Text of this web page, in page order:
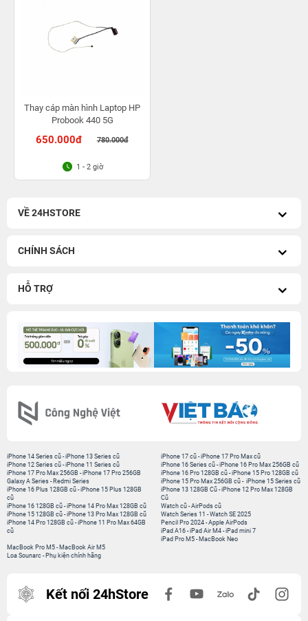
Thay cáp màn hình Laptop HP
Probook 440 5G
650.000đ 780.000đ
1 - 2 giờ
VỀ 24HSTORE
CHÍNH SÁCH
HỖ TRỢ
iPhone 14 Series cũ -iPhone 13 Series cũ
iPhone 12 Series cũ -iPhone 11 Series cũ
iPhone 17 Pro Max 256GB -iPhone 17 Pro 256GB
Galaxy A Series - Redmi Series
iPhone 17 cũ -iPhone 17 Pro Max cũ
iPhone 16 Series cũ - iPhone 16 Pro Max 256GB cũ
iPhone 16 Pro 128GB cũ -iPhone 15 Pro 128GB cũ
iPhone 15 Pro Max 256GB cũ - iPhone 15 Series cũ
iPhone 16 Plus 128GB cũ -iPhone 15 Plus 128GB
cũ
iPhone 16 128GB cũ -iPhone 14 Pro Max 128GB cũ
iPhone 15 128GB cũ -iPhone 13 Pro Max 128GB cũ
iPhone 14 Pro 128GB cũ -iPhone 11 Pro Max 64GB
cũ
iPhone 13 128GB Cũ -iPhone 12 Pro Max 128GB
Cũ
Watch cũ -AirPods cũ
Watch Series 11 -Watch SE 2025
Pencil Pro 2024 -Apple AirPods
iPad A16 -iPad Air M4 -iPad mini 7
iPad Pro M5 - MacBook Neo
MacBook Pro M5 - MacBook Air M5
Loa Sounarc - Phụ kiện chính hãng
Kết nối 24hStore